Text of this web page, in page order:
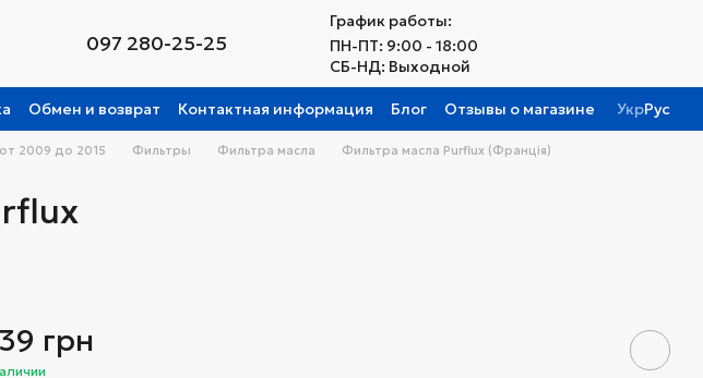
097 280-25-25
График работы:
ПН-ПТ: 9:00 - 18:00
СБ-НД: Выходной
Обмен и возврат Контактная информация Блог Отзывы о магазине УкрРус
2009 до 2015 Фильтры Фильтра масла
Фильтра масла Purflux (Франція)
грн